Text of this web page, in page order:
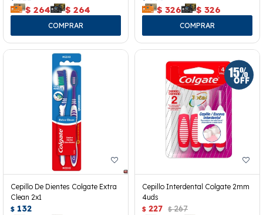
$ 264 $ 264 $ 326 $ 326
Cepillo De Dientes Colgate Extra
Clean 2x1
$ 132
Cepillo Interdental Colgate 2mm
4uds
$ 227 $ 267